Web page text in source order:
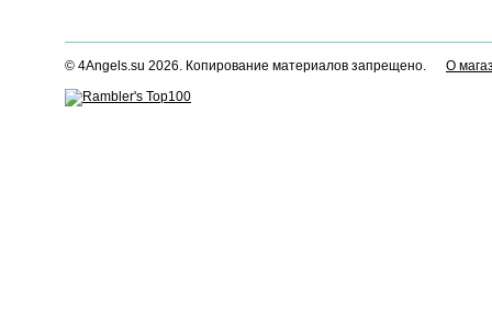
© 4Angels.su 2026. Копирование материалов запрещено. О